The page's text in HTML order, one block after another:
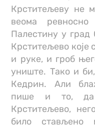
Крститељеву не
веома
Палестину у град
Крститељево које
и руке, и гроб
униште. Тако и
Кедрин. Али
пише и то, да
Крститељево,
било стављено